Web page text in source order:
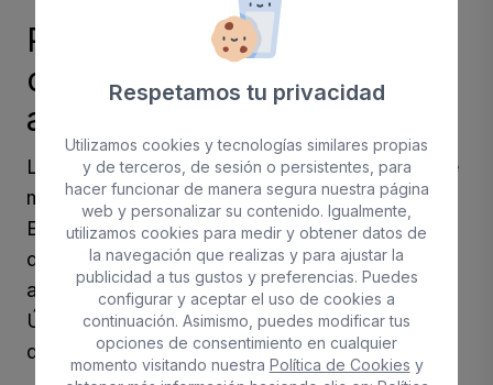
Preparación de la presente
declaración de
accesibilidad:
La presente declaración fue preparada el 28 de
marzo de 2023.
El método empleado para preparar la
declaración ha sido una autoevaluación llevada
a cabo por el equipo de Coco Solution.
Última revisión de la declaración: 28 de marzo
de 2023.
Respetamos tu privacidad
Utilizamos cookies y tecnologías similares propias
y de terceros, de sesión o persistentes, para
hacer funcionar de manera segura nuestra página
web y personalizar su contenido. Igualmente,
utilizamos cookies para medir y obtener datos de
la navegación que realizas y para ajustar la
publicidad a tus gustos y preferencias. Puedes
configurar y aceptar el uso de cookies a
continuación. Asimismo, puedes modificar tus
opciones de consentimiento en cualquier
momento visitando nuestra Política de Cookies y